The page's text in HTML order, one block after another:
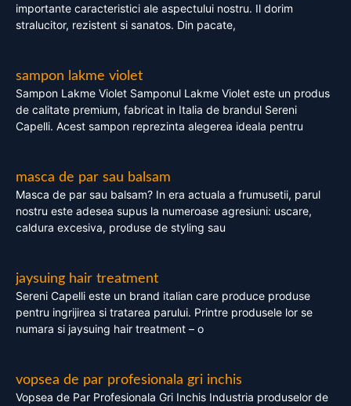
importante caracteristici ale aspectului nostru. Il dorim
stralucitor, rezistent si sanatos. Din pacate,
sampon lakme violet
Sampon Lakme Violet Samponul Lakme Violet este un produs
de calitate premium, fabricat in Italia de brandul Sereni
Capelli. Acest sampon reprezinta alegerea ideala pentru
masca de par sau balsam
Masca de par sau balsam? In era actuala a frumusetii, parul
nostru este adesea supus la numeroase agresiuni: uscare,
caldura excesiva, produse de styling sau
jaysuing hair treatment
Sereni Capelli este un brand italian care produce produse
pentru ingrijirea si tratarea parului. Printre produsele lor se
numara si jaysuing hair treatment – o
vopsea de par profesionala gri inchis
Vopsea de Par Profesionala Gri Inchis Industria produselor de